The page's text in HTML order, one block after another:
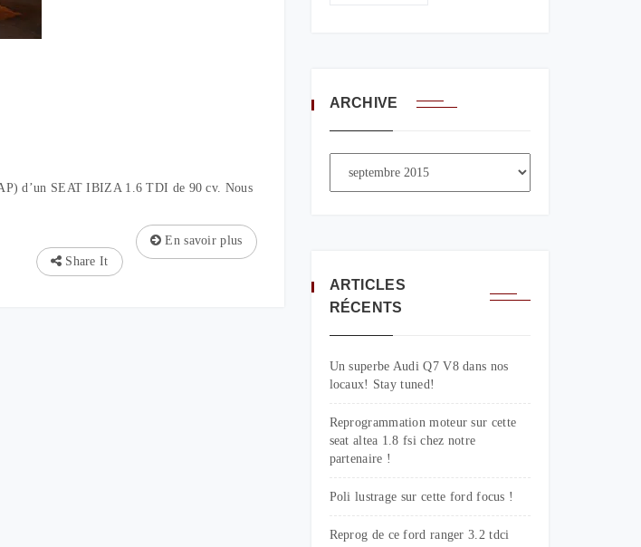
d’un SEAT IBIZA 1.6 TDI de 90 cv. Nous
En savoir plus
Share It
ARCHIVE
ARTICLES
RÉCENTS
Un superbe Audi Q7 V8 dans nos
locaux! Stay tuned!
Reprogrammation moteur sur cette
seat altea 1.8 fsi chez notre
partenaire !
Poli lustrage sur cette ford focus !
Reprog de ce ford ranger 3.2 tdci